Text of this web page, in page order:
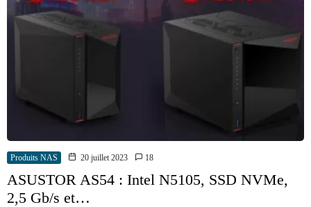
Produits NAS 20 juillet 2023 18
ASUSTOR AS54 : Intel N5105, SSD NVMe,
2,5 Gb/s et…